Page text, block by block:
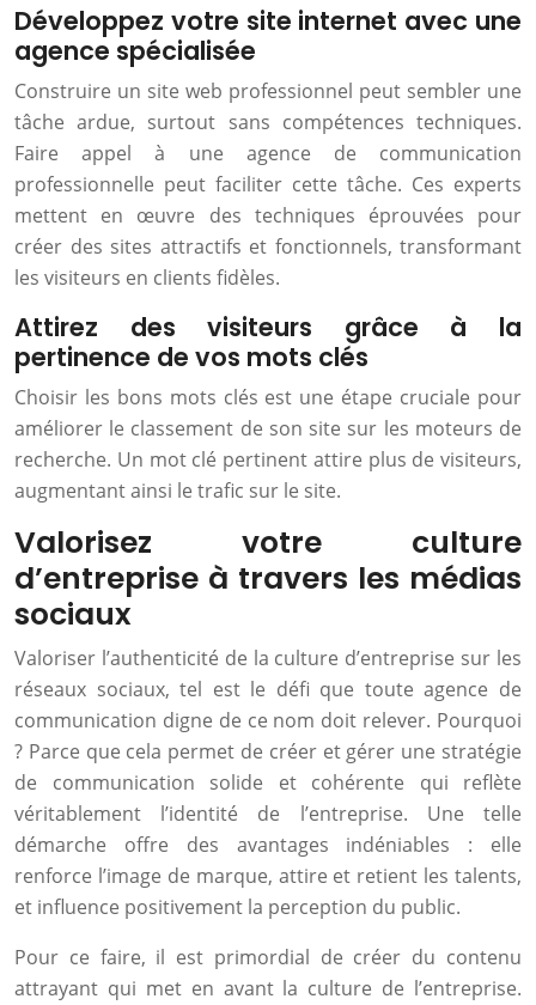
Développez votre site internet avec une
agence spécialisée
Construire un site web professionnel peut sembler une
tâche ardue, surtout sans compétences techniques.
Faire appel à une agence de communication
professionnelle peut faciliter cette tâche. Ces experts
mettent en œuvre des techniques éprouvées pour
créer des sites attractifs et fonctionnels, transformant
les visiteurs en clients fidèles.
Attirez des visiteurs grâce à la
pertinence de vos mots clés
Choisir les bons mots clés est une étape cruciale pour
améliorer le classement de son site sur les moteurs de
recherche. Un mot clé pertinent attire plus de visiteurs,
augmentant ainsi le trafic sur le site.
Valorisez votre culture
d’entreprise à travers les médias
sociaux
Valoriser l’authenticité de la culture d’entreprise sur les
réseaux sociaux, tel est le défi que toute agence de
communication digne de ce nom doit relever. Pourquoi
? Parce que cela permet de créer et gérer une stratégie
de communication solide et cohérente qui reflète
véritablement l’identité de l’entreprise. Une telle
démarche offre des avantages indéniables : elle
renforce l’image de marque, attire et retient les talents,
et influence positivement la perception du public.
Pour ce faire, il est primordial de créer du contenu
attrayant qui met en avant la culture de l’entreprise.